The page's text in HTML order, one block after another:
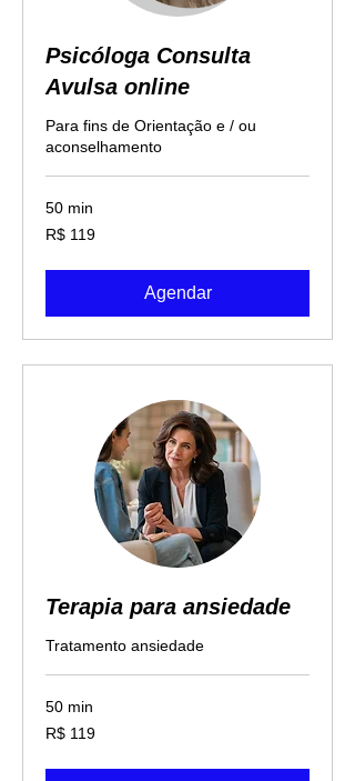
Psicóloga Consulta
Avulsa online
Para fins de Orientação e / ou
aconselhamento
50 min
119
Reais
R$ 119
Agendar
Terapia para ansiedade
Tratamento ansiedade
50 min
119
Reais
R$ 119